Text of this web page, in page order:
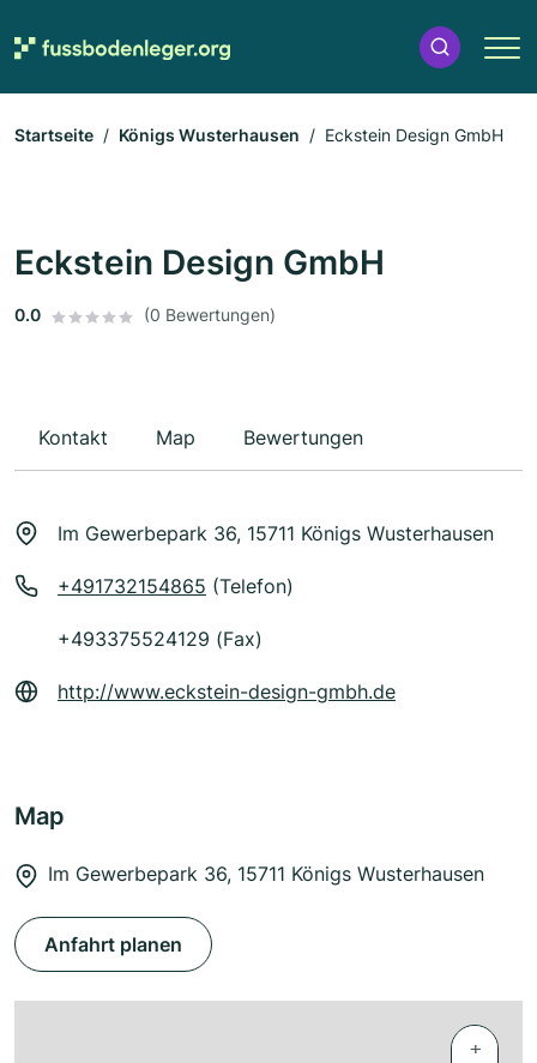
Startseite Königs Wusterhausen Eckstein Design GmbH
Eckstein Design GmbH
0.0 (0 Bewertungen)
Kontakt Map Bewertungen
Im Gewerbepark 36, 15711 Königs Wusterhausen
+491732154865 (Telefon)
+493375524129 (Fax)
http://www.eckstein-design-gmbh.de
Map
Im Gewerbepark 36, 15711 Königs Wusterhausen
Anfahrt planen
+